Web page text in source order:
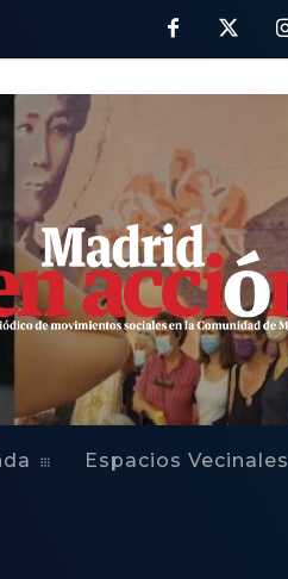
Espacios Vecinales